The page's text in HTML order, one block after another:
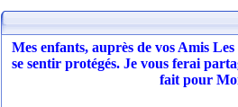
Mes enfants, auprès de vos Amis
se sentir protégés. Je vous ferai
fait pour